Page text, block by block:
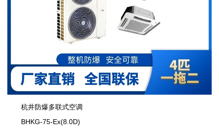
杭井防爆多联式空调
BHKG-75-Ex(8.0D)